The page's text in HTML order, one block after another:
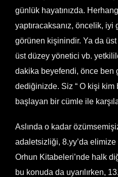
günlük hayatınızda.
yaptıracaksanız, öncelik, iyi
görünen kişinindir. Ya da
üst düzey yönetici vb.
dakika beyefendi, önce ben
dediğinizde. Siz “ O kişi kim
başlayan bir cümle ile
Aslında o kadar
adaletsizliği, 8.yy’da elimize
Orhun Kitabeleri’nde halk
bu konuda da uyarılırken,